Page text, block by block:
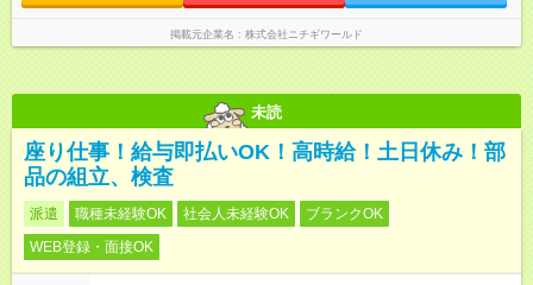
掲載元企業名 株式会社ニチギワールド
未読
座り仕事！給与即払いOK！高時給！土日休み！部
品の組立、検査
派遣 職種未経験OK 社会人未経験OK
ブランクOK
WEB登録・面接OK